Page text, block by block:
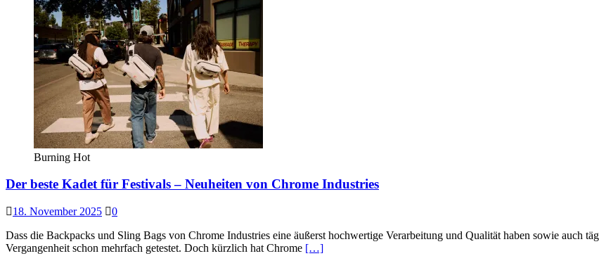
Burning Hot
Der beste Kadet für Festivals – Neuheiten von Chrome Industries
18. November 2025
0
Dass die Backpacks und Sling Bags von Chrome Industries eine äußerst hochwertige Verarbeitung und Qualität haben sowie auch
Vergangenheit schon mehrfach getestet. Doch kürzlich hat Chrome […]